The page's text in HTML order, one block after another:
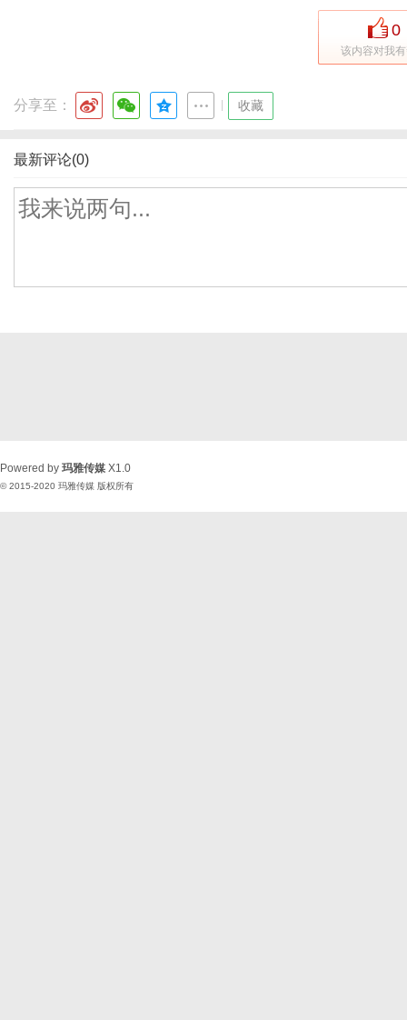
0
该内容对我
分享至： 收藏
最新评论(0)
Powered by 玛雅传媒 X1.0
© 2015-2020 玛雅传媒 版权所有